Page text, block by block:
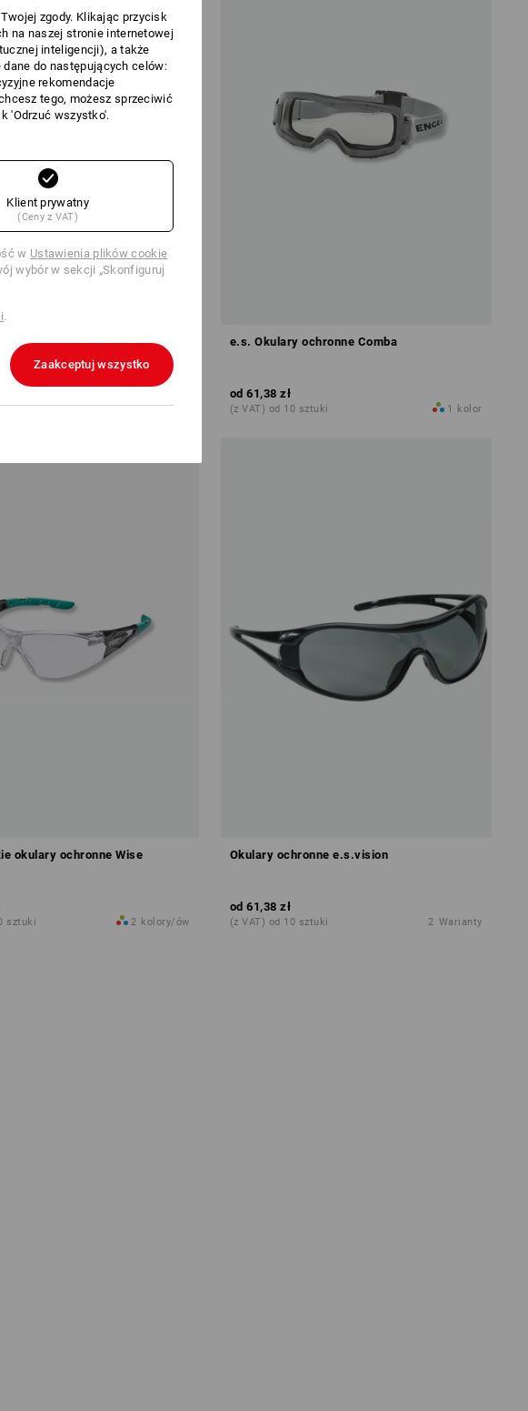
ochronne/nakładkowe Loras
sztuki 1 kolor
e.s. Okulary ochronne Comba
od 61,38 zł
(z VAT) od 10 sztuki 1 kolor
okulary ochronne Wise
sztuki 2 kolory/ów
Okulary ochronne e.s.vision
od 61,38 zł
(z VAT) od 10 sztuki 2 Warianty
zgody. Klikając przycisk
na naszej stronie internetowej
inteligencji), a także
do następujących celów:
rekomendacje
tego, możesz sprzeciwić
'Odrzuć wszystko'.
Klient prywatny
(Ceny z VAT)
w Ustawienia plików cookie
wybór w sekcji „Skonfiguruj
.
Zaakceptuj wszystko